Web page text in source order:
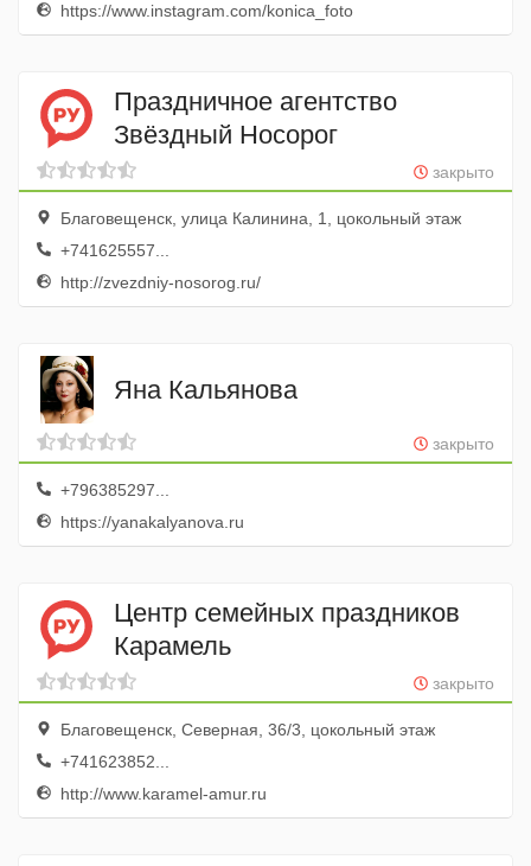
https://www.instagram.com/konica_foto
Праздничное агентство
Звёздный Носорог
закрыто
Благовещенск, улица Калинина, 1, цокольный этаж
+741625557...
http://zvezdniy-nosorog.ru/
Яна Кальянова
закрыто
+796385297...
https://yanakalyanova.ru
Центр семейных праздников
Карамель
закрыто
Благовещенск, Северная, 36/3, цокольный этаж
+741623852...
http://www.karamel-amur.ru